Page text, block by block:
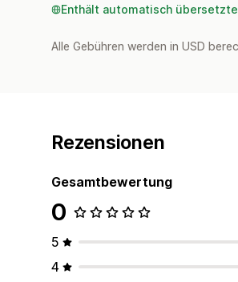
Enthält automatisch
Alle Gebühren werden in USD
Rezensionen
Gesamtbewertung
0
5
4